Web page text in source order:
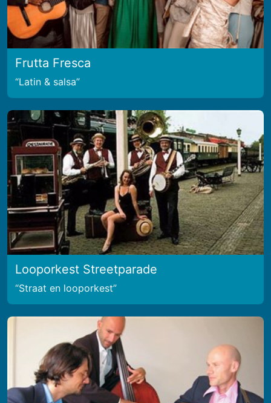
Frutta Fresca
Latin & salsa
Looporkest Streetparade
Straat en looporkest